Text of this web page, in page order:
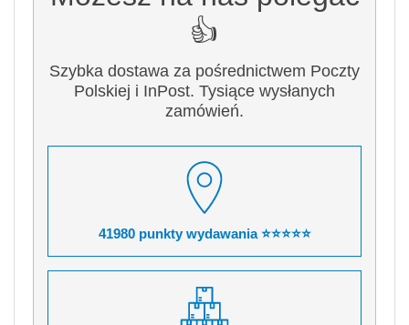
👍
Szybka dostawa za pośrednictwem Poczty
Polskiej i InPost. Tysiące wysłanych
zamówień.
41980 punkty wydawania ⭐⭐⭐⭐⭐